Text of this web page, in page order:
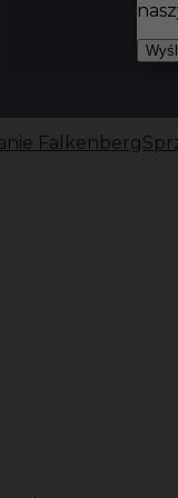
Falkenberg